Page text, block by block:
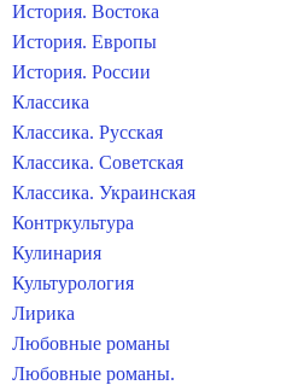
История. Востока
История. Европы
История. России
Классика
Классика. Русская
Классика. Советская
Классика. Украинская
Контркультура
Кулинария
Культурология
Лирика
Любовные романы
Любовные романы.